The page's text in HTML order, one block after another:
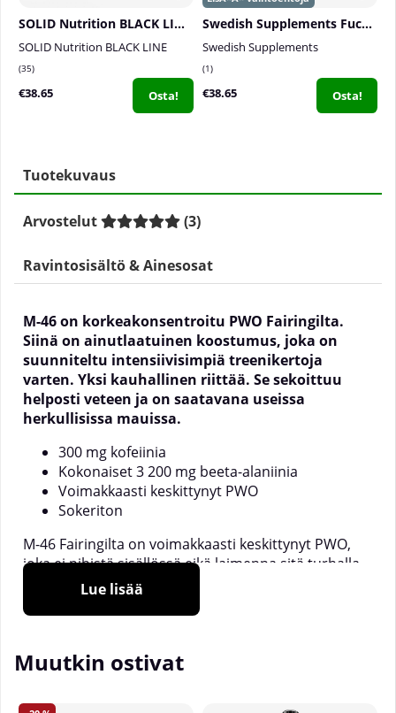
SOLID Nutrition BLACK LINE PWO, 400 g
SOLID Nutrition BLACK LINE
35
€38.65 Osta!
Swedish Supplements Fucked Up Joker Edition, 300 g
Swedish Supplements
1
€38.65 Osta!
Tuotekuvaus
Arvostelut (3)
Ravintosisältö & Ainesosat
M-46 on korkeakonsentroitu PWO Fairingilta.
Siinä on ainutlaatuinen koostumus, joka on
suunniteltu intensiivisimpiä treenikertoja
varten. Yksi kauhallinen riittää. Se sekoittuu
helposti veteen ja on saatavana useissa
herkullisissa mauissa.
300 mg kofeiinia
Kokonaiset 3 200 mg beeta-alaniinia
Voimakkaasti keskittynyt PWO
Sokeriton
M-46 Fairingilta on voimakkaasti keskittynyt PWO,
joka ei pihistä sisällössä eikä laimenna sitä turhalla
aineksilla. Tuloksena on erittäin suosittu PWO, joka
kofeiinia, beeta-alaniinia, pinaatti-, ruusunjuuri- ja
kreatiinimalaatin ja vapailla aminohapoilla
Lue lisää
Muutkin ostivat